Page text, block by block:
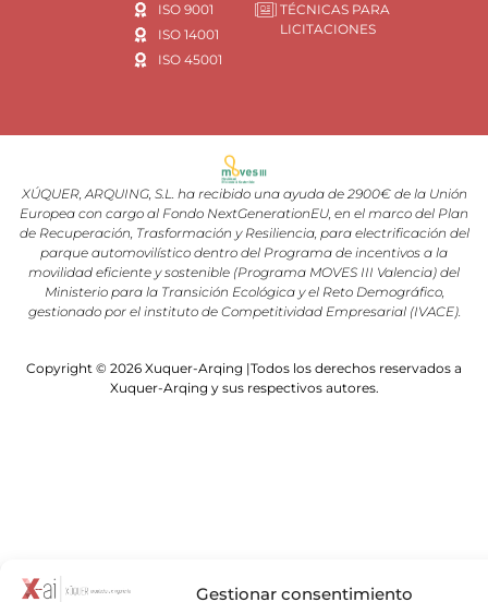
Gestionar consentimiento
ISO 9001
ISO 14001
ISO 45001
TÉCNICAS PARA
LICITACIONES
XÚQUER, ARQUING, S.L. ha recibido una ayuda de 2900€ de la Unión
Europea con cargo al Fondo NextGenerationEU, en el marco del Plan
de Recuperación, Trasformación y Resiliencia, para electrificación del
parque automovilístico dentro del Programa de incentivos a la
movilidad eficiente y sostenible (Programa MOVES III Valencia) del
Ministerio para la Transición Ecológica y el Reto Demográfico,
gestionado por el instituto de Competitividad Empresarial (IVACE).
Copyright © 2026 Xuquer-Arqing |Todos los derechos reservados a
Xuquer-Arqing y sus respectivos autores.